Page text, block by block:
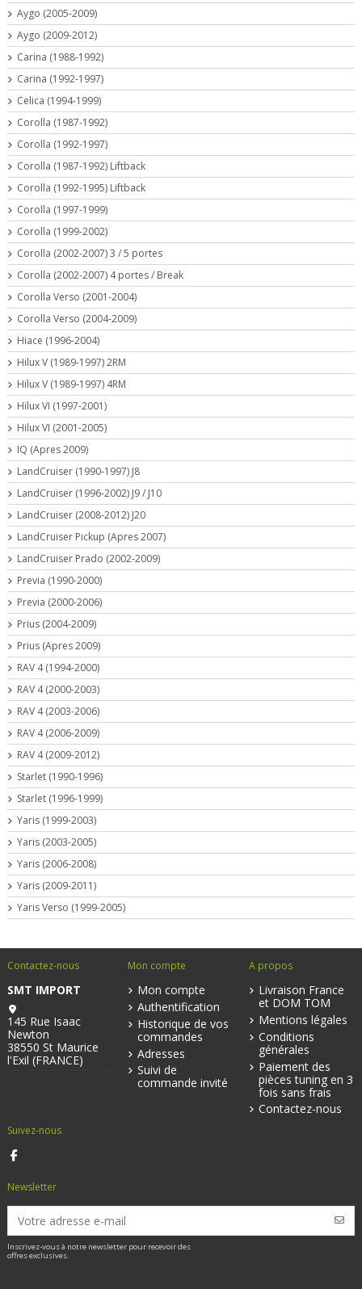
Aygo (2005-2009)
Aygo (2009-2012)
Carina (1988-1992)
Carina (1992-1997)
Celica (1994-1999)
Corolla (1987-1992)
Corolla (1992-1997)
Corolla (1987-1992) Liftback
Corolla (1992-1995) Liftback
Corolla (1997-1999)
Corolla (1999-2002)
Corolla (2002-2007) 3 / 5 portes
Corolla (2002-2007) 4 portes / Break
Corolla Verso (2001-2004)
Corolla Verso (2004-2009)
Hiace (1996-2004)
Hilux V (1989-1997) 2RM
Hilux V (1989-1997) 4RM
Hilux VI (1997-2001)
Hilux VI (2001-2005)
IQ (Apres 2009)
LandCruiser (1990-1997) J8
LandCruiser (1996-2002) J9 / J10
LandCruiser (2008-2012) J20
LandCruiser Pickup (Apres 2007)
LandCruiser Prado (2002-2009)
Previa (1990-2000)
Previa (2000-2006)
Prius (2004-2009)
Prius (Apres 2009)
RAV 4 (1994-2000)
RAV 4 (2000-2003)
RAV 4 (2003-2006)
RAV 4 (2006-2009)
RAV 4 (2009-2012)
Starlet (1990-1996)
Starlet (1996-1999)
Yaris (1999-2003)
Yaris (2003-2005)
Yaris (2006-2008)
Yaris (2009-2011)
Yaris Verso (1999-2005)
Contactez-nous
SMT IMPORT
145 Rue Isaac
Newton
38550 St Maurice
l'Exil (FRANCE)
Mon compte
Mon compte
Authentification
Historique de vos
commandes
Adresses
Suivi de
commande invité
A propos
Livraison France
et DOM TOM
Mentions légales
Conditions
générales
Paiement des
pièces tuning en 3
fois sans frais
Contactez-nous
Suivez-nous
Newsletter
Inscrivez-vous à notre newsletter pour recevoir des
offres exclusives.